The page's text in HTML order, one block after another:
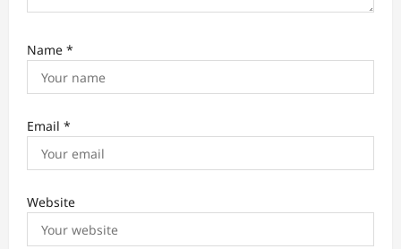
Name *
Email *
Website